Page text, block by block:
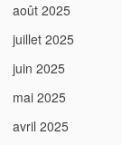
août 2025
juillet 2025
juin 2025
mai 2025
avril 2025